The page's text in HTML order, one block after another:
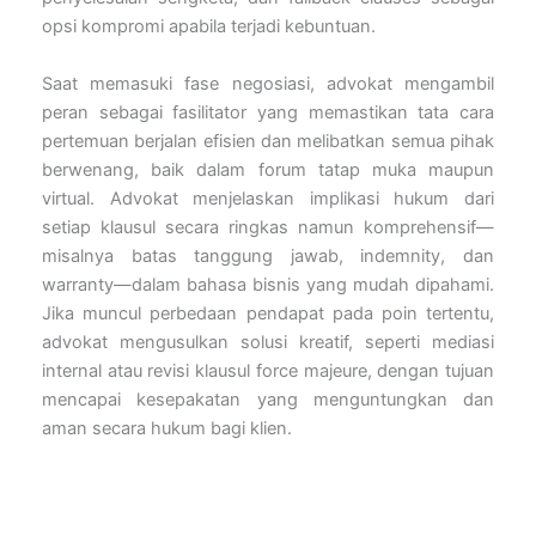
opsi kompromi apabila terjadi kebuntuan.
Saat memasuki fase negosiasi, advokat mengambil
peran sebagai fasilitator yang memastikan tata cara
pertemuan berjalan efisien dan melibatkan semua pihak
berwenang, baik dalam forum tatap muka maupun
virtual. Advokat menjelaskan implikasi hukum dari
setiap klausul secara ringkas namun komprehensif—
misalnya batas tanggung jawab, indemnity, dan
warranty—dalam bahasa bisnis yang mudah dipahami.
Jika muncul perbedaan pendapat pada poin tertentu,
advokat mengusulkan solusi kreatif, seperti mediasi
internal atau revisi klausul force majeure, dengan tujuan
mencapai kesepakatan yang menguntungkan dan
aman secara hukum bagi klien.